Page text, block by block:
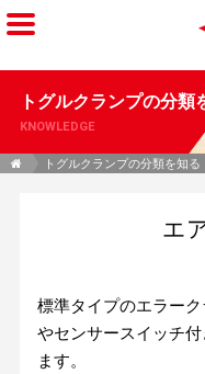
トグルクランプの分類
KNOWLEDGE
トグルクランプの分類を知る
エ
標準タイプのエラー
やセンサースイッチ
ます。